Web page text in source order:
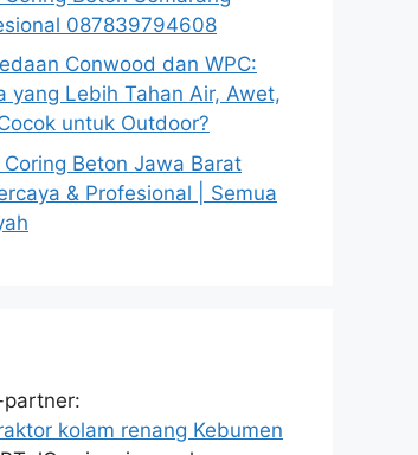
087839794608
Conwood dan WPC:
yang Lebih Tahan Air, Awet,
untuk Outdoor?
Beton Jawa Barat
& Profesional | Semua
kolam renang Kebumen